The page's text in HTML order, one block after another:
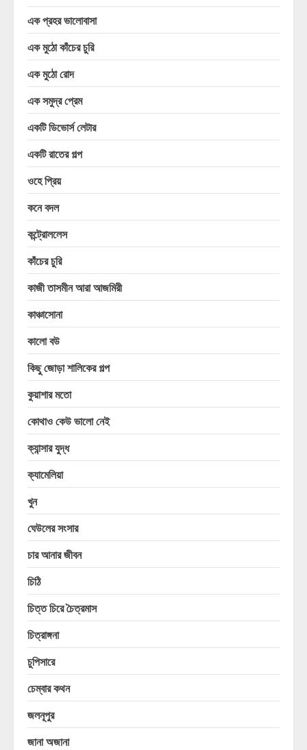
এক প্রহর ভালোবাসা
এক মুঠো কাঁচের চুরি
এক মুঠো রোদ
এক সমুদ্র প্রেম
একটি ডিভোর্স লেটার
একটি রাতের গল্প
ওহে প্রিয়
কনে বদল
কন্ট্রোললেস
কাঁচের চুরি
কাজী তাসমীন আরা আজমিরী
কাঞ্চাসোনা
কালো বউ
কিছু জোড়া শালিকের গল্প
কুয়াশার মতো
কোথাও কেউ ভালো নেই
ক্যান্সার যুদ্ধ
ক্যামেলিয়া
খুন
ঘেউলের সংসার
চার আনার জীবন
চিঠি
চিত্ত চিরে চৈত্রমাস
চিত্রাঙ্গনা
চুপিসারে
চেম্বার কথন
জলনূপুর
জানা অজানা